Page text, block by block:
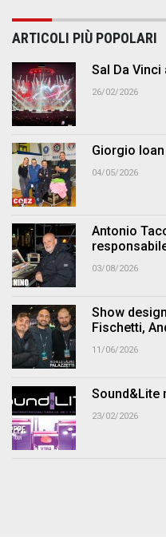
ARTICOLI PIÙ POPOLARI
Sal Da
26/02/2026
Giorgio
04/05/2026
Antonio
03/08/2026
Show
Fischetti,
11/06/2026
Sound&Lite
23/02/2026